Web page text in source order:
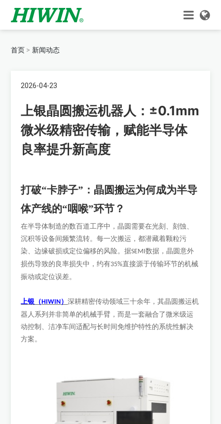
首页 新闻动态
2026-04-23
上银晶圆搬运机器人：±0.1mm
微米级精密传输，赋能半导体
良率提升新高度
打破“卡脖子”：晶圆搬运为何成为半导
体产线的“咽喉”环节？
在半导体制造的数百道工序中，晶圆需要在光刻、刻蚀、
沉积等设备间频繁流转。每一次搬运，都潜藏着颗粒污
染、边缘破损或定位偏移的风险。据SEMI数据，晶圆意外
损伤导致的良率损失中，约有35%直接源于传输环节的机械
振动或定位误差。
上银（HIWIN）深耕精密传动领域三十余年，其晶圆搬运机
器人系列并非简单的机械手臂，而是一套融合了微米级运
动控制、洁净车间适配与长时间免维护特性的系统性解决
方案。